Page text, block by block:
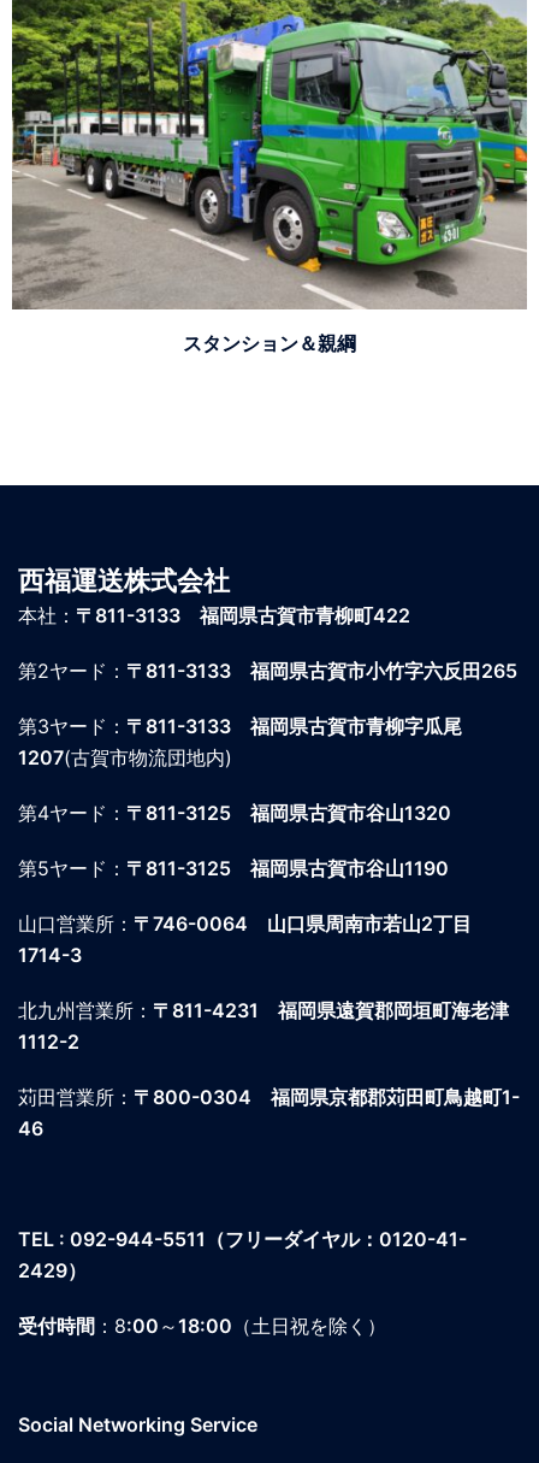
スタンション＆親綱
西福運送株式会社
本社： 〒811-3133 福岡県古賀市青柳町422
第2ヤード： 〒811-3133 福岡県古賀市小竹字六反田265
第3ヤード： 〒811-3133 福岡県古賀市青柳字瓜尾
1207(古賀市物流団地内)
第4ヤード： 〒811-3125 福岡県古賀市谷山1320
第5ヤード： 〒811-3125 福岡県古賀市谷山1190
山口営業所： 〒746-0064 山口県周南市若山2丁目
1714-3
北九州営業所： 〒811-4231 福岡県遠賀郡岡垣町海老津
1112-2
苅田営業所： 〒800-0304 福岡県京都郡苅田町鳥越町1-
46
TEL : 092-944-5511 （フリーダイヤル：0120-41-
2429）
受付時間 ：8:00 ～18:00 （土日祝を除く）
Social Networking Service